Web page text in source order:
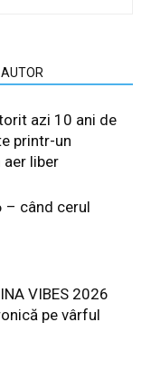
azi 10 ani de
printr-un
aer liber
– când cerul
VIBES 2026
pe vârful